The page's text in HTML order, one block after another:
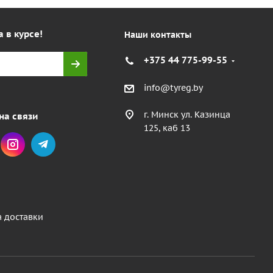
в курсе!
связи
доставки
Наши контакты
+375 44 775-99-55
info@tyreg.by
г. Минск ул. Казинца
125, каб 13